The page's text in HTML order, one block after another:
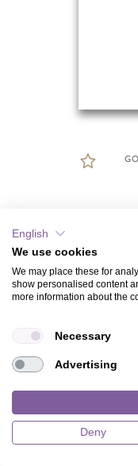
English
We use cookies
We may place these for
show personalised content
more information about the
Necessary
Advertising
Deny